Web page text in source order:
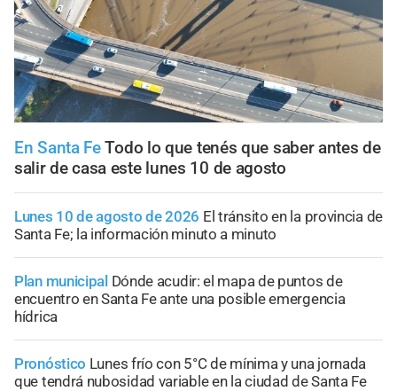
En Santa FeTodo lo que tenés que saber antes de
salir de casa este lunes 10 de agosto
Lunes 10 de agosto de 2026 El tránsito en la provincia de
Santa Fe; la información minuto a minuto
Plan municipal Dónde acudir: el mapa de puntos de
encuentro en Santa Fe ante una posible emergencia
hídrica
Pronóstico Lunes frío con 5°C de mínima y una jornada
que tendrá nubosidad variable en la ciudad de Santa Fe